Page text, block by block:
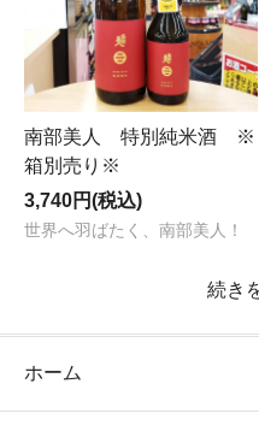
南部美人 特別純米酒 ※
箱別売り※
3,740円(税込)
世界へ羽ばたく、南部美人！
続き
ホーム